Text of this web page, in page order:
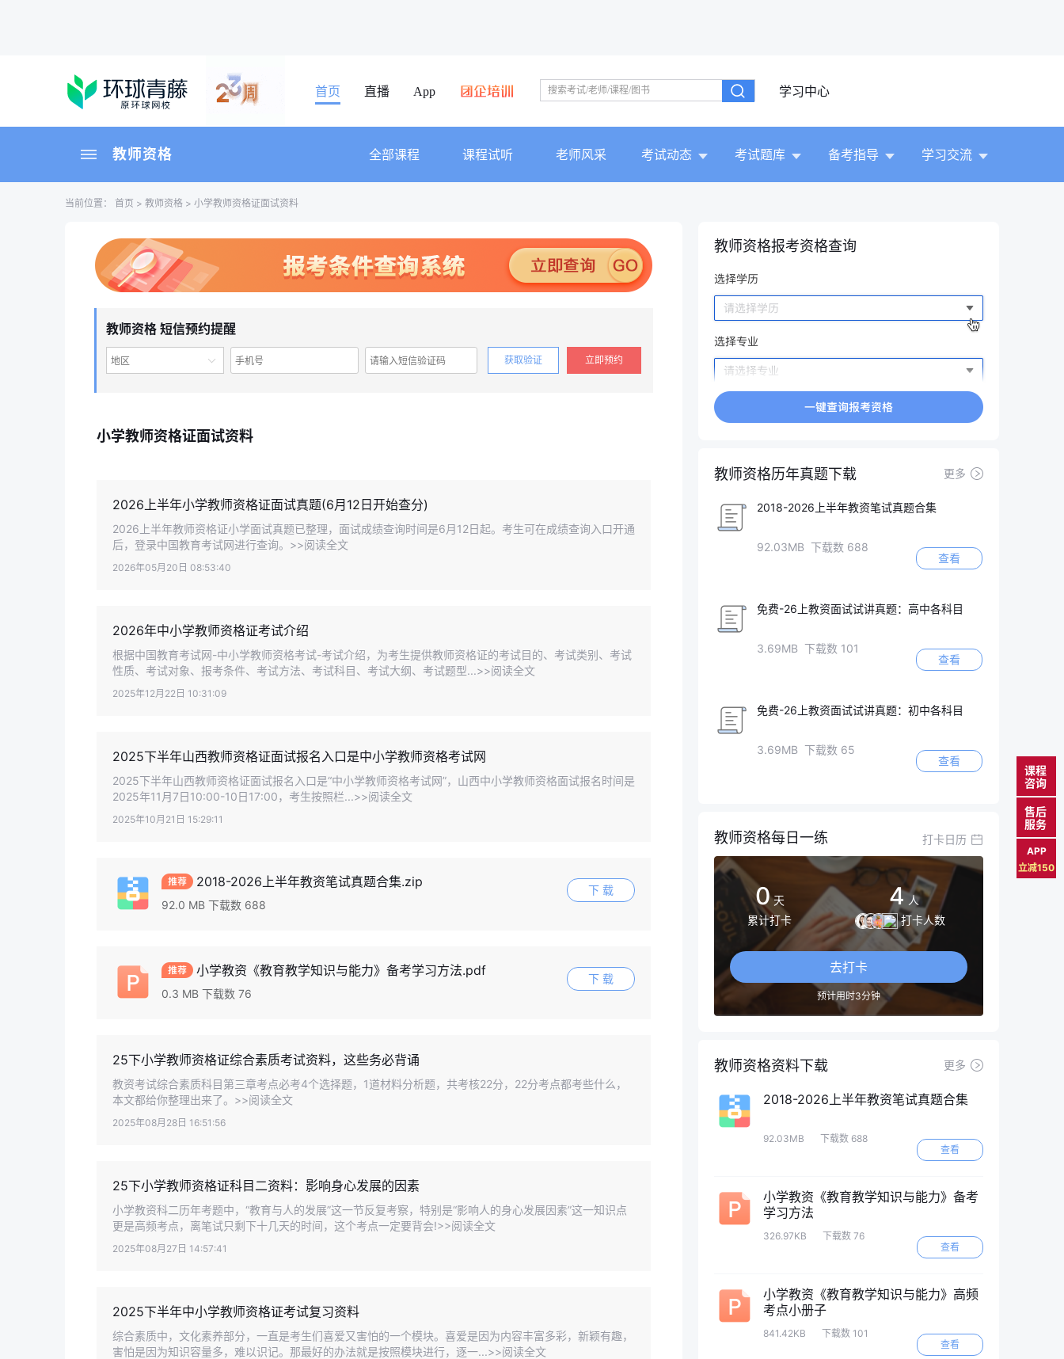
首页 直播 App 学习中心
教师资格 全部课程 课程试听 老师风采 考试动态 考试题库 备考指导 学习交流
当前位置： 首页 > 教师资格 > 小学教师资格证面试资料
教师资格 短信预约提醒
地区 获取验证 立即预约
小学教师资格证面试资料
2026上半年小学教师资格证面试真题(6月12日开始查分)
2026上半年教师资格证小学面试真题已整理，面试成绩查询时间是6月12日起。考生可在成绩查询入口开通
后，登录中国教育考试网进行查询。>>阅读全文
2026年05月20日 08:53:40
2026年中小学教师资格证考试介绍
根据中国教育考试网-中小学教师资格考试-考试介绍，为考生提供教师资格证的考试目的、考试类别、考试
性质、考试对象、报考条件、考试方法、考试科目、考试大纲、考试题型...>>阅读全文
2025年12月22日 10:31:09
2025下半年山西教师资格证面试报名入口是中小学教师资格考试网
2025下半年山西教师资格证面试报名入口是“中小学教师资格考试网”，山西中小学教师资格面试报名时间是
2025年11月7日10:00-10日17:00，考生按照栏...>>阅读全文
2025年10月21日 15:29:11
2018-2026上半年教资笔试真题合集.zip
92.0 MB 下载数 688
下 载
小学教资《教育教学知识与能力》备考学习方法.pdf
0.3 MB 下载数 76
下 载
25下小学教师资格证综合素质考试资料，这些务必背诵
教资考试综合素质科目第三章考点必考4个选择题，1道材料分析题，共考核22分，22分考点都考些什么，
本文都给你整理出来了。>>阅读全文
2025年08月28日 16:51:56
25下小学教师资格证科目二资料：影响身心发展的因素
小学教资科二历年考题中，“教育与人的发展”这一节反复考察，特别是“影响人的身心发展因素”这一知识点
更是高频考点，离笔试只剩下十几天的时间，这个考点一定要背会!>>阅读全文
2025年08月27日 14:57:41
2025下半年中小学教师资格证考试复习资料
综合素质中，文化素养部分，一直是考生们喜爱又害怕的一个模块。喜爱是因为内容丰富多彩，新颖有趣，
害怕是因为知识容量多，难以识记。那最好的办法就是按照模块进行，逐一...>>阅读全文
教师资格报考资格查询
教师资格历年真题下载 更多
2018-2026上半年教资笔试真题合集
92.03MB 下载数 688
查看
免费-26上教资面试试讲真题：高中各科目
3.69MB 下载数 101
查看
免费-26上教资面试试讲真题：初中各科目
3.69MB 下载数 65
查看
教师资格每日一练 打卡日历
0 天
累计打卡
4 人
打卡人数
去打卡
预计用时3分钟
教师资格资料下载 更多
2018-2026上半年教资笔试真题合集
92.03MB
下载数 688
查看
小学教资《教育教学知识与能力》备考
学习方法
326.97KB
下载数 76
查看
小学教资《教育教学知识与能力》高频
考点小册子
841.42KB
下载数 101
查看
课程
咨询
售后
服务
APP
立减150